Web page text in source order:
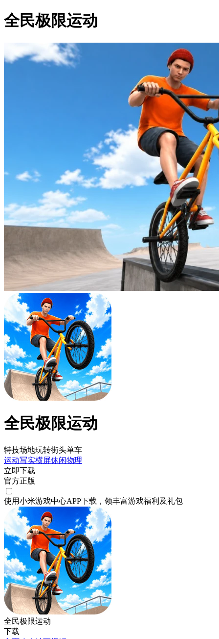
全民极限运动
全民极限运动
特技场地玩转街头单车
运动写实横屏休闲物理
立即下载
官方正版
使用小米游戏中心APP下载 ，领丰富游戏福利 及礼包
全民极限运动
下载